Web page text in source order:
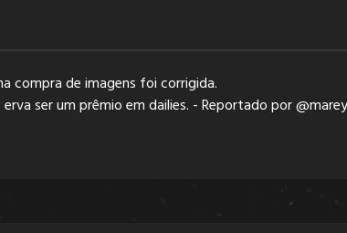
compra de imagens foi corrigida.
ser um prêmio em dailies. - Reportado por